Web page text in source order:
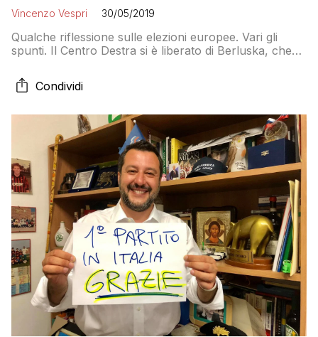
Vincenzo Vespri 30/05/2019
Qualche riflessione sulle elezioni europee. Vari gli
spunti. Il Centro Destra si è liberato di Berluska, che
doppio filo la Destra alla sua persona, sia nel bene
che nel male. La nuova Destra non ha riacquistato la
Condividi